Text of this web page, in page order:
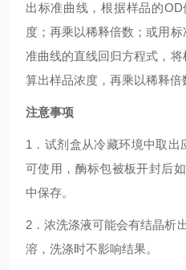
出标准曲线，根据样品的
度；再乘以稀释倍数；或用
准曲线的直线回归方程式，
算出样品浓度，再乘以稀释倍
注意事项
1．试剂盒从冷藏环境中取出
可使用，酶标包被板开封后
中保存。
2．浓洗涤液可能会有结晶析
溶，洗涤时不影响结果。